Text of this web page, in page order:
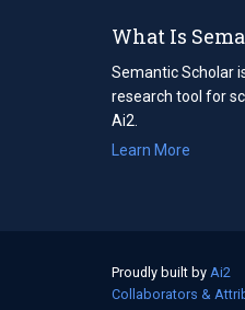
What Is
Semantic Scholar
research tool for
Ai2.
Learn More
Proudly built by Ai2
in
Collaborators &